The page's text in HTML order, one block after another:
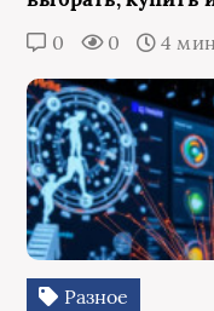
0 0 4
Разное